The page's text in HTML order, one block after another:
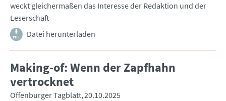
weckt gleichermaßen das Interesse der Redaktion und der
Leserschaft
Datei herunterladen
Making-of: Wenn der Zapfhahn
vertrocknet
Offenburger Tagblatt 20.10.2025